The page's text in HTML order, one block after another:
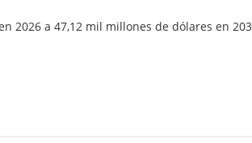
2026 a 47,12 mil millones de dólares en